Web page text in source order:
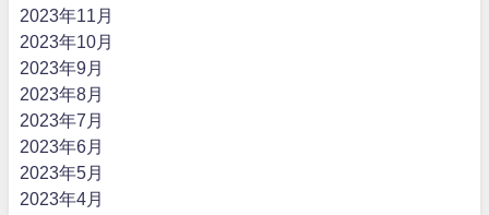
2023年11月
2023年10月
2023年9月
2023年8月
2023年7月
2023年6月
2023年5月
2023年4月